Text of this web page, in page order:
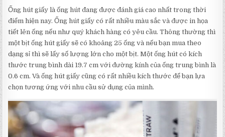
Ống hút giấy là ống hút đang được đánh giá cao nhất trong thời
điểm hiện nay. Ống hút giấy có rất nhiều màu sắc và được in họa
tiết lên ống nếu như quý khách hàng có yêu cầu. Thông thường thì
một bịt ống hút giấy sẽ có khoảng 25 ống và nếu bạn mua theo
dạng sỉ thì sẽ lấy số lượng lớn cho một bịt. Một ống hút có kích
thước trung bình dài 19.7 cm với đường kính của ống trung bình là
0.6 cm. Và ống hút giấy cũng có rất nhiều kích thước để bạn lựa
chọn tương ứng với nhu cầu sử dụng của mình.